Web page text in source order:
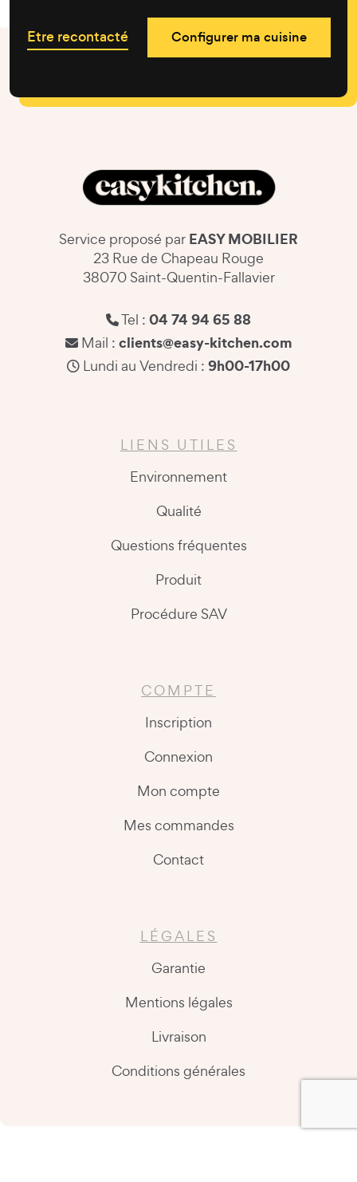
Etre recontacté Configurer ma cuisine
Service proposé par EASY MOBILIER
23 Rue de Chapeau Rouge
38070 Saint-Quentin-Fallavier
Tel : 04 74 94 65 88
Mail : clients@easy-kitchen.com
Lundi au Vendredi : 9h00-17h00
LIENS UTILES
Environnement
Qualité
Questions fréquentes
Produit
Procédure SAV
COMPTE
Inscription
Connexion
Mon compte
Mes commandes
Contact
LÉGALES
Garantie
Mentions légales
Livraison
Conditions générales